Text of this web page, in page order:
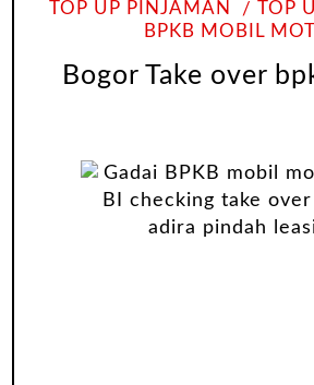
TOP UP PINJAMAN
TOP
BPKB MOBIL
Bogor Take over